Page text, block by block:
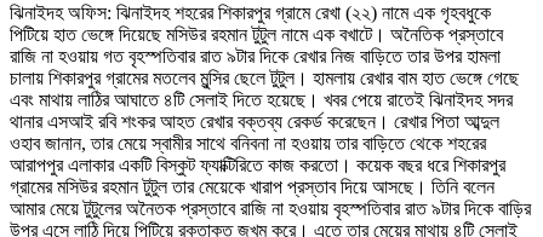
ঝিনাইদহ অফিস: ঝিনাইদহ শহরের শিকারপুর গ্রামে রেখা (২২) নামে এক গৃহবধুকে
পিটিয়ে হাত ভেঙ্গে দিয়েছে মসিউর রহমান টুটুল নামে এক বখাটে। অনৈতিক প্রস্তাবে
রাজি না হওয়ায় গত বৃহস্পতিবার রাত ৯টার দিকে রেখার নিজ বাড়িতে তার উপর হামলা
চালায় শিকারপুর গ্রামের মতলেব মুন্সির ছেলে টুটুল। হামলায় রেখার বাম হাত ভেঙ্গে গেছে
এবং মাথায় লাঠির আঘাতে ৪টি সেলাই দিতে হয়েছে। খবর পেয়ে রাতেই ঝিনাইদহ সদর
থানার এসআই রবি শংকর আহত রেখার বক্তব্য রেকর্ড করেছেন। রেখার পিতা আব্দুল
ওহাব জানান, তার মেয়ে স্বামীর সাথে বনিবনা না হওয়ায় তার বাড়িতে থেকে শহরের
আরাপপুর এলাকার একটি বিস্কুট ফ্যাক্টিরিতে কাজ করতো। কয়েক বছর ধরে শিকারপুর
গ্রামের মসিউর রহমান টুটুল তার মেয়েকে খারাপ প্রস্তাব দিয়ে আসছে। তিনি বলেন
আমার মেয়ে টুটুলের অনৈতক প্রস্তাবে রাজি না হওয়ায় বৃহস্পতিবার রাত ৯টার দিকে বাড়ির
উপর এসে লাঠি দিয়ে পিটিয়ে রক্তাক্ত জখম করে। এতে তার মেয়ের মাথায় ৪টি সেলাই